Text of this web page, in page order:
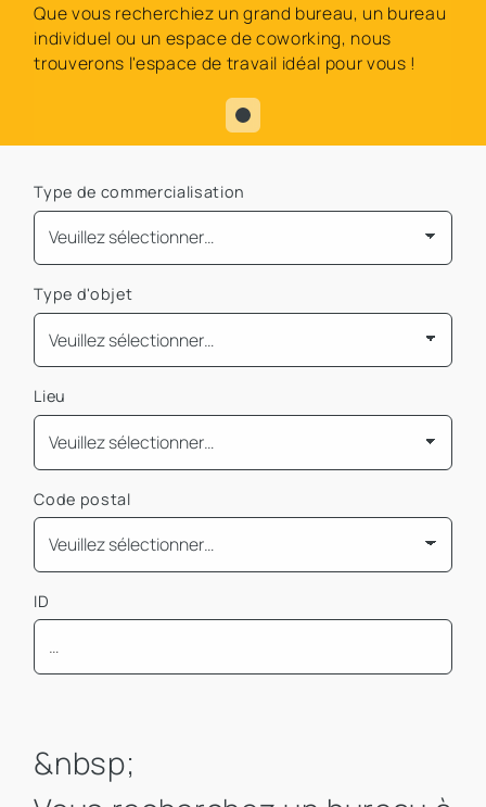
Que vous recherchiez un grand bureau, un bureau
individuel ou un espace de coworking, nous
trouverons l'espace de travail idéal pour vous !
Type de commercialisation
Type d'objet
Lieu
Code postal
ID
&nbsp;